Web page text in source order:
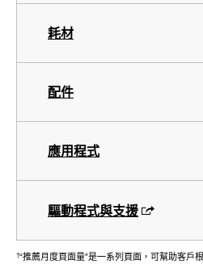
耗材
配件
應用程式
驅動程式與支援
†“推薦月度頁面量”是一系列頁面，可幫助客戶